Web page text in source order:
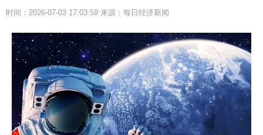
时间：2026-07-03 17:03:59 来源：每日经济新闻